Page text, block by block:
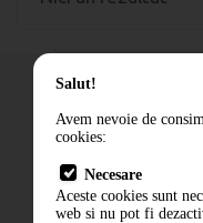
Cum comand
Livrare
Contact
Salut!
Avem nevoie de
cookies:
Necesare
Aceste cookies sunt
web si nu pot fi